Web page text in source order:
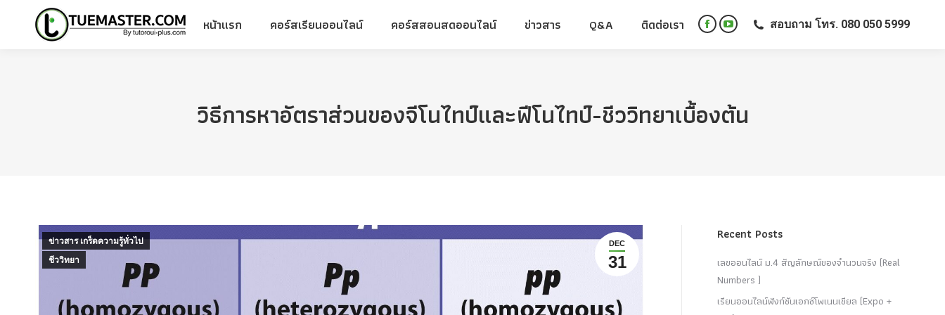
หน้าแรก คอร์สเรียนออนไลน์ คอร์สสอนสดออนไลน์ ข่าวสาร Q&A ติดต่อเรา
Facebook
window
YouTube
new
window
สอบถาม โทร. 080 050 5999
วิธีการหาอัตราส่วนของจีโนไทป์และฟีโนไทป์-ชีววิทยาเบื้องต้น
DEC
31
ข่าวสาร เกร็ดความรู้ทั่วไป
ชีววิทยา
Recent Posts
เลขออนไลน์ ม.4 สัญลักษณ์ของจำนวนจริง (Real
Numbers )
เรียนออนไลน์ฟังก์ชันเอกซ์โพเนนเชียล (Expo +
หน้าแรก คอร์สเรียนออนไลน์ คอร์สสอนสดออนไลน์ ข่าวสาร Q&A ติดต่อเรา
Facebook
window
YouTube
new
window
สอบถาม โทร. 080 050 5999